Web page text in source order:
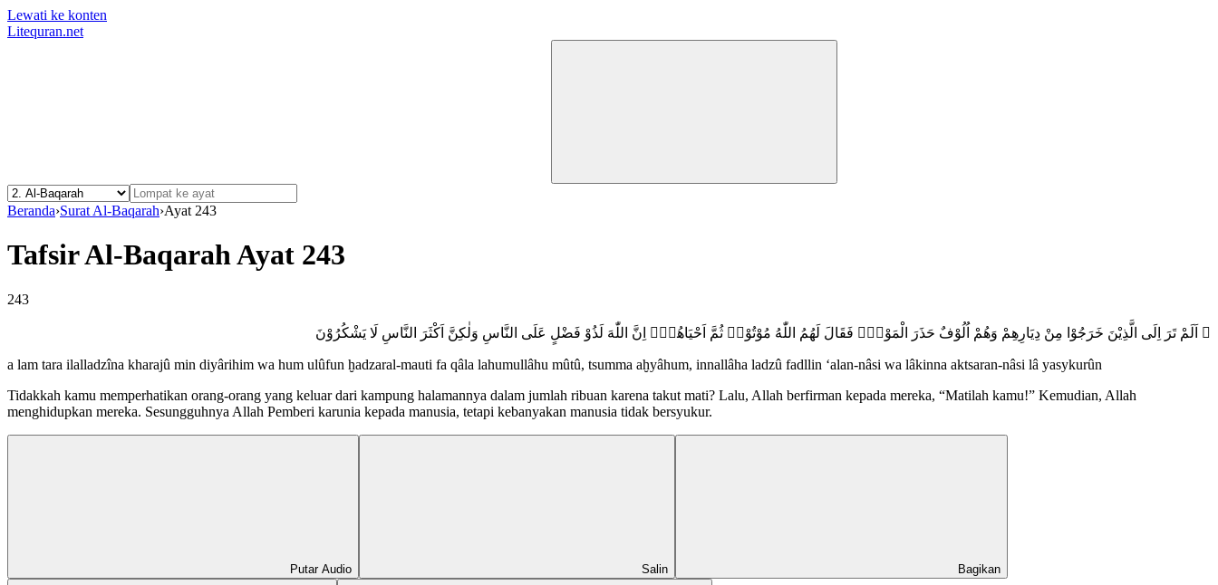
Lewati ke konten
Litequran.net
Beranda›Surat Al-Baqarah›Ayat 243
Tafsir Al-Baqarah Ayat 243
243
۞ اَلَمْ تَرَ اِلَى الَّذِيْنَ خَرَجُوْا مِنْ دِيَارِهِمْ وَهُمْ اُلُوْفٌ حَذَرَ الْمَوْتِۖ فَقَالَ لَهُمُ اللّٰهُ مُوْتُوْاۗ ثُمَّ اَحْيَاهُمْۗ اِنَّ اللّٰهَ لَذُوْ فَضْلٍ عَلَى النَّاسِ وَلٰكِنَّ اَكْثَرَ النَّاسِ لَا يَشْكُرُوْنَ
a lam tara ilalladzîna kharajû min diyârihim wa hum ulûfun ḫadzaral-mauti fa qâla lahumullâhu mûtû, tsumma aḫyâhum, innallâha ladzû fadllin ‘alan-nâsi wa lâkinna aktsaran-nâsi lâ yasykurûn
Tidakkah kamu memperhatikan orang-orang yang keluar dari kampung halamannya dalam jumlah ribuan karena takut mati? Lalu, Allah berfirman kepada mereka, “Matilah kamu!” Kemudian, Allah
menghidupkan mereka. Sesungguhnya Allah Pemberi karunia kepada manusia, tetapi kebanyakan manusia tidak bersyukur.
Putar Audio Salin Bagikan